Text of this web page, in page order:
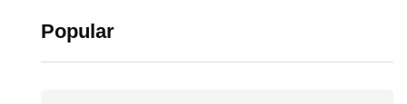
Popular